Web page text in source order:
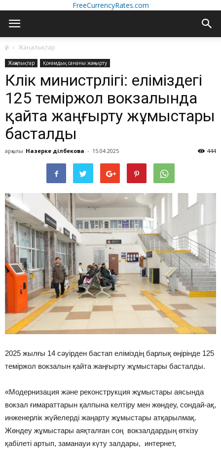
FreeCurrencyRates.com
үй Жаңалықтар
Жаңалықтар Қоғамдық сананы жаңғырту
Көлік министрлігі: еліміздегі
125 теміржол вокзалында
қайта жаңғырту жұмыстары
басталды
арқылы Назерке Әділбекова - 15.04.2025 444
2025 жылғы 14 сәуірден бастап еліміздің барлық өңірінде 125
теміржол вокзалын қайта жаңғырту жұмыстары басталды.
«Модернизация және реконструкция жұмыстары аясында
вокзал ғимараттарын қалпына келтіру мен жөндеу, сондай-ақ,
инженерлік жүйелерді жаңарту жұмыстары атқарылмақ.
Жөндеу жұмыстары аяқталған соң вокзалдардың өткізу
қабілеті артып, заманауи күту залдары, интернет,